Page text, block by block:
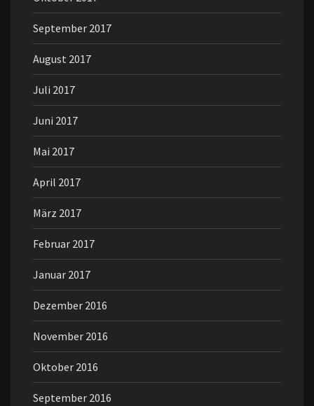
September 2017
August 2017
Juli 2017
Juni 2017
Mai 2017
April 2017
März 2017
Februar 2017
Januar 2017
Dezember 2016
November 2016
Oktober 2016
September 2016